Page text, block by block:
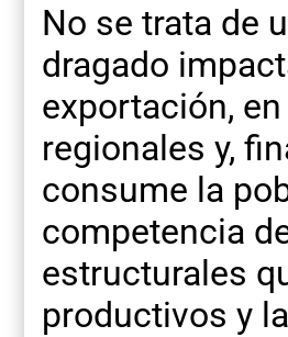
No se trata de
dragado
exportación,
regionales y,
consume la
competencia
estructurales
productivos y